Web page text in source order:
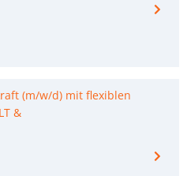
(m/w/d) mit flexiblen
&